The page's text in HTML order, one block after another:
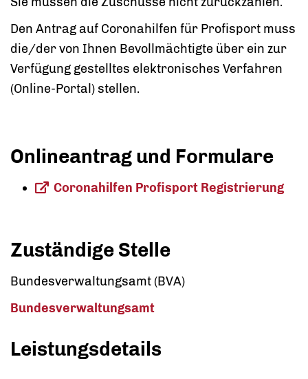
Den Antrag auf Coronahilfen für Profisport muss
die/der von Ihnen Bevollmächtigte über ein zur
Verfügung gestelltes elektronisches Verfahren
(Online-Portal) stellen.
Onlineantrag und Formulare
Coronahilfen Profisport Registrierung
Zuständige Stelle
Bundesverwaltungsamt (BVA)
Bundesverwaltungsamt
Leistungsdetails